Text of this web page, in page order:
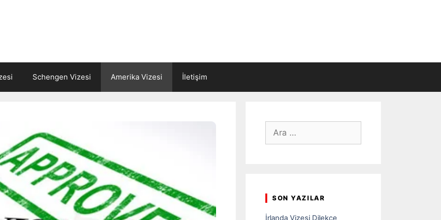
Schengen Vizesi Amerika Vizesi İletişim
ara
SON YAZILAR
İrlanda Vizesi Dilekçe